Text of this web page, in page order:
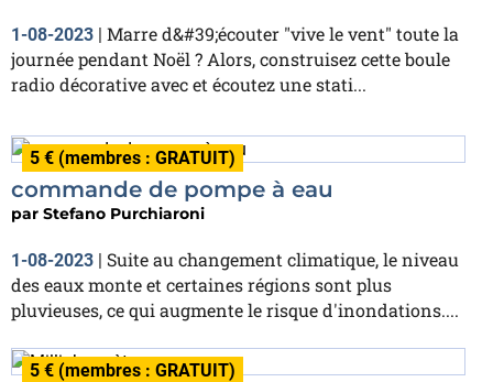
1-08-2023 | Marre d&#39;écouter "vive le vent" toute la
journée pendant Noël ? Alors, construisez cette boule
radio décorative avec et écoutez une stati...
5 € (membres : GRATUIT)
commande de pompe à eau
par Stefano Purchiaroni
1-08-2023 | Suite au changement climatique, le niveau
des eaux monte et certaines régions sont plus
pluvieuses, ce qui augmente le risque d'inondations....
5 € (membres : GRATUIT)